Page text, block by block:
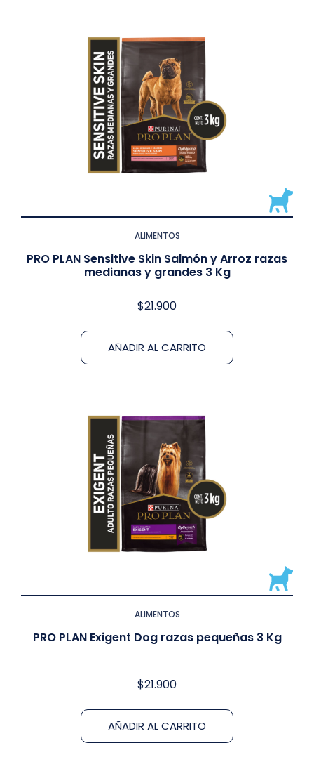
ALIMENTOS
PRO PLAN Sensitive Skin Salmón y Arroz razas
medianas y grandes 3 Kg
$21.900
AÑADIR AL CARRITO
ALIMENTOS
PRO PLAN Exigent Dog razas pequeñas 3 Kg
$21.900
AÑADIR AL CARRITO